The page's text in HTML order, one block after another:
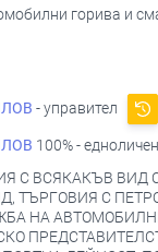
горива и
- управител
100% -
С ВСЯКАКЪВ ВИД
ТЪРГОВИЯ С
НА